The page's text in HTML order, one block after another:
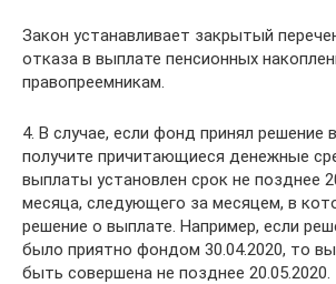
Закон устанавливает закрытый
отказа в выплате пенсионных
правопреемникам.
4. В случае, если фонд принял решение
получите причитающиеся денежные
выплаты установлен срок не позднее
месяца, следующего за месяцем, в
решение о выплате. Например, если
было приятно фондом 30.04.2020, то
быть совершена не позднее 20.05.2020.